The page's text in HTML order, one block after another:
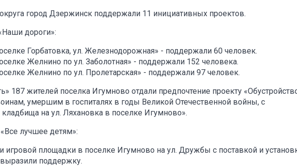
город Дзержинск поддержали 11 инициативных проектов.
дороги»:
Горбатовка, ул. Железнодорожная» - поддержали 60 человек.
Желнино по ул. Заболотная» - поддержали 152 человека.
Желнино по ул. Пролетарская» - поддержали 97 человек.
187 жителей поселка Игумново отдали предпочтение проекту
умершим в госпиталях в годы Великой Отечественной войны, с
кладбища на ул. Ляхановка в поселке Игумново».
лучшее детям»:
игровой площадки в поселке Игумново на ул. Дружбы с поставкой и
поддержку.